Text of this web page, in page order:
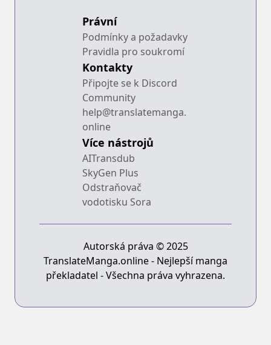
Právní
Podmínky a požadavky
Pravidla pro soukromí
Kontakty
Připojte se k Discord
Community
help@translatemanga.
online
Více nástrojů
AITransdub
SkyGen Plus
Odstraňovač
vodotisku Sora
Autorská práva © 2025
TranslateManga.online - Nejlepší manga
překladatel - Všechna práva vyhrazena.